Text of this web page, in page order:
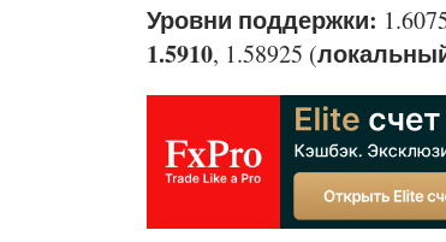
Уровни поддержки:
1.5910, 1.58925 (